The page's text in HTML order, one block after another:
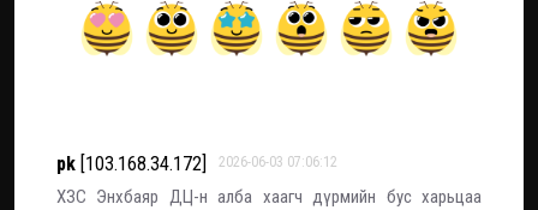
pk [103.168.34.172] 2026-06-03 07:06:12
ХЗС Энхбаяр ДЦ-н алба хаагч дүрмийн бус харьцаа